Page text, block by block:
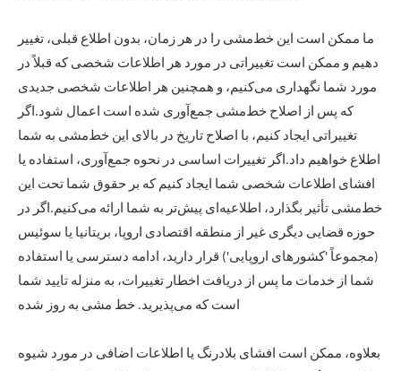
ما ممکن است این خط‌مشی را در هر زمان، بدون اطلاع قبلی، تغییر
دهیم و ممکن است تغییراتی در مورد هر اطلاعات شخصی که قبلاً در
مورد شما نگهداری می‌کنیم، و همچنین هر اطلاعات شخصی جدیدی
که پس از اصلاح خط‌مشی جمع‌آوری شده است اعمال شود.اگر
تغییراتی ایجاد کنیم، با اصلاح تاریخ در بالای این خط‌مشی به شما
اطلاع خواهیم داد.اگر تغییرات اساسی در نحوه جمع‌آوری، استفاده یا
افشای اطلاعات شخصی شما ایجاد کنیم که بر حقوق شما تحت این
خط‌مشی تأثیر بگذارد، اطلاعیه‌ای پیش‌تر به شما ارائه می‌کنیم.اگر در
حوزه قضایی دیگری غیر از منطقه اقتصادی اروپا، بریتانیا یا سوئیس
(مجموعاً 'کشورهای اروپایی') قرار دارید، ادامه دسترسی یا استفاده
شما از خدمات ما پس از دریافت اخطار تغییرات، به منزله تایید شما
است که می‌پذیرید. خط مشی به روز شده
بعلاوه، ممکن است افشای بلادرنگ یا اطلاعات اضافی در مورد شیوه